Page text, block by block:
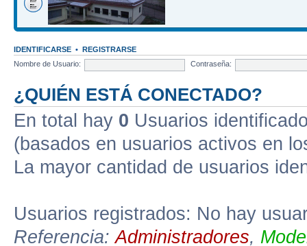
IDENTIFICARSE • REGISTRARSE
Nombre de Usuario:
Contraseña:
¿QUIÉN ESTÁ CONECTADO?
En total hay 0 Usuarios
(basados en usuarios activos en
La mayor cantidad de usuarios
Usuarios registrados: No hay
Referencia:Administradores,